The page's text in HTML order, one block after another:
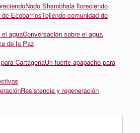
Nodo Shambhala floreciendo
Tejiendo comunidad de
Conversación sobre el agua
de la Paz
Un fuerte apapacho para
Resistencia y regeneración